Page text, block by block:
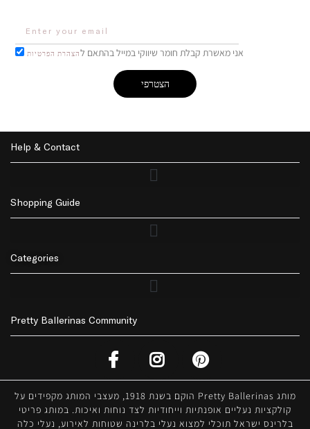
אני מאשרת קבלת חומר שיווקי במייל בהתאם להצהרת הפרטיות
הצטרפי
Help & Contact
Shopping Guide
Categories
Pretty Ballerinas Community
מותג Pretty Ballerinas הוקם בשנת 1918, מעצבי המותג מקפידים על
קולקציות נעליים אופנתיות וייחודיות לצד נוחות ואיכות. במותג פריטי
בלרינס ישראל תוכלי למצוא נעלי בלרינה שטוחות לאירוע, נעלי כלה